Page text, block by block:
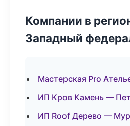
Компании в
Западный
Мастерская Pro
ИП Кров Камень —
ИП Roof Дерево —